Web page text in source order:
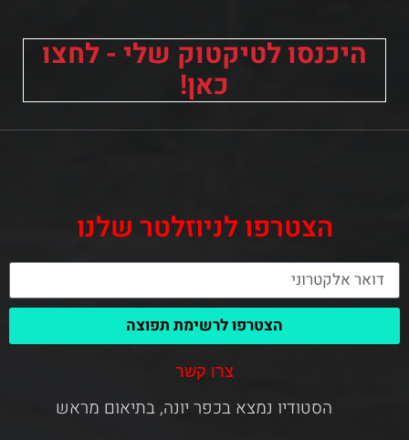
היכנסו לטיקטוק שלי - לחצו
כאן!
הצטרפו לניוזלטר שלנו
הצטרפו לרשימת תפוצה
צרו קשר
הסטודיו נמצא בכפר יונה, בתיאום מראש